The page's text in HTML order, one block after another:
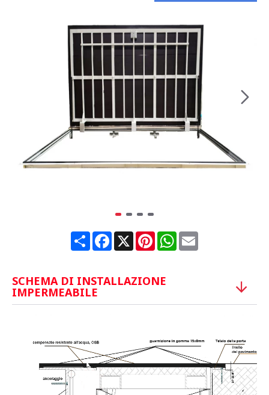
ShareFacebook
X PinterestWhatsApp
Email
SCHEMA DI INSTALLAZIONE
IMPERMEABILE